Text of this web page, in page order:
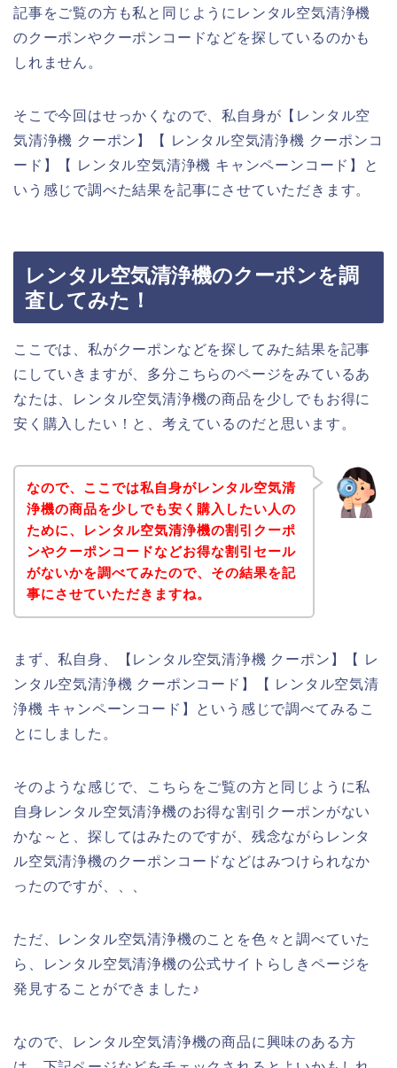
記事をご覧の方も私と同じようにレンタル空気清浄機
のクーポンやクーポンコードなどを探しているのかも
しれません。
そこで今回はせっかくなので、私自身が【レンタル空
気清浄機 クーポン】【 レンタル空気清浄機 クーポンコ
ード】【 レンタル空気清浄機 キャンペーンコード】と
いう感じで調べた結果を記事にさせていただきます。
レンタル空気清浄機のクーポンを調
査してみた！
ここでは、私がクーポンなどを探してみた結果を記事
にしていきますが、多分こちらのページをみているあ
なたは、レンタル空気清浄機の商品を少しでもお得に
安く購入したい！と、考えているのだと思います。
なので、ここでは私自身がレンタル空気清
浄機の商品を少しでも安く購入したい人の
ために、レンタル空気清浄機の割引クーポ
ンやクーポンコードなどお得な割引セール
がないかを調べてみたので、その結果を記
事にさせていただきますね。
まず、私自身、【レンタル空気清浄機 クーポン】【 レ
ンタル空気清浄機 クーポンコード】【 レンタル空気清
浄機 キャンペーンコード】という感じで調べてみるこ
とにしました。
そのような感じで、こちらをご覧の方と同じように私
自身レンタル空気清浄機のお得な割引クーポンがない
かな～と、探してはみたのですが、残念ながらレンタ
ル空気清浄機のクーポンコードなどはみつけられなか
ったのですが、、、
ただ、レンタル空気清浄機のことを色々と調べていた
ら、レンタル空気清浄機の公式サイトらしきページを
発見することができました♪
なので、レンタル空気清浄機の商品に興味のある方